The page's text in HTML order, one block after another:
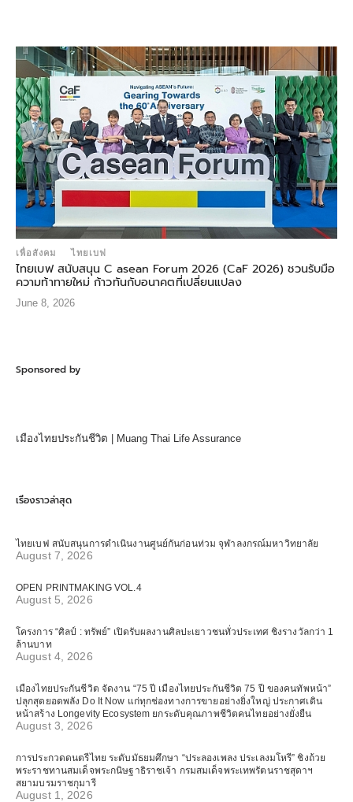
เพื่อสังคม ไทยเบฟ
ไทยเบฟ สนับสนุน C asean Forum 2026 (CaF 2026) ชวนรับมือ
ความท้าทายใหม่ ก้าวทันกับอนาคตที่เปลี่ยนแปลง
June 8, 2026
Sponsored by
เมืองไทยประกันชีวิต | Muang Thai Life Assurance
เรื่องราวล่าสุด
ไทยเบฟ สนับสนุนการดำเนินงานศูนย์กันก่อนท่วม จุฬาลงกรณ์มหาวิทยาลัย
August 7, 2026
OPEN PRINTMAKING VOL.4
August 5, 2026
โครงการ “ศิลป์ : ทรัพย์” เปิดรับผลงานศิลปะเยาวชนทั่วประเทศ ชิงรางวัลกว่า 1
ล้านบาท
August 4, 2026
เมืองไทยประกันชีวิต จัดงาน “75 ปี เมืองไทยประกันชีวิต 75 ปี ของคนทัพหน้า”
ปลุกสุดยอดพลัง Do It Now แก่ทุกช่องทางการขายอย่างยิ่งใหญ่ ประกาศเดิน
หน้าสร้าง Longevity Ecosystem ยกระดับคุณภาพชีวิตคนไทยอย่างยั่งยืน
August 3, 2026
การประกวดดนตรีไทย ระดับมัธยมศึกษา “ประลองเพลง ประเลงมโหรี” ชิงถ้วย
พระราชทานสมเด็จพระกนิษฐาธิราชเจ้า กรมสมเด็จพระเทพรัตนราชสุดาฯ
สยามบรมราชกุมารี
August 1, 2026